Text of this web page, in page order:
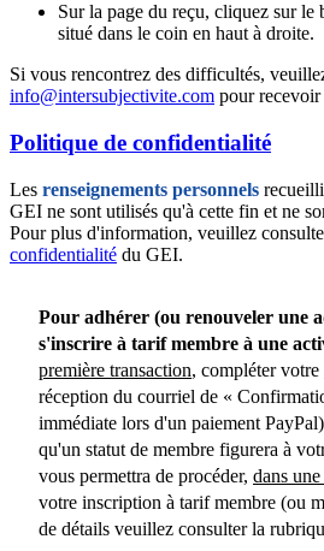
Sur la page du reçu, cliquez sur le
situé dans le coin en haut à droite.
Si vous rencontrez des difficultés,
info@intersubjectivite.com pour recevoir
Politique de confidentialité
Les renseignements personnels
GEI ne sont utilisés qu'à cette fin et ne
Pour plus d'information, veuillez
confidentialité du GEI.
Pour adhérer (ou renouveler une
s'inscrire à tarif membre à une
première transaction, compléter votre
réception du courriel de «
immédiate lors d'un paiement
qu'un statut de membre figurera à
vous permettra de procéder, dans
votre inscription à tarif membre (ou
de détails veuillez consulter la